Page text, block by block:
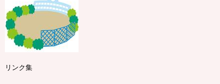
リンク集